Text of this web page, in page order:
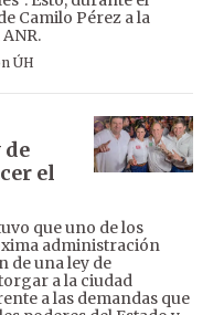
Camilo Pérez a la
ÚH
de
el
que uno de los
administración
de una ley de
a la ciudad
a las demandas que